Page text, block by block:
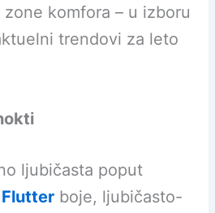
komfora – u izboru
trendovi za leto
ljubičasta poput
Flutter boje, ljubičasto-